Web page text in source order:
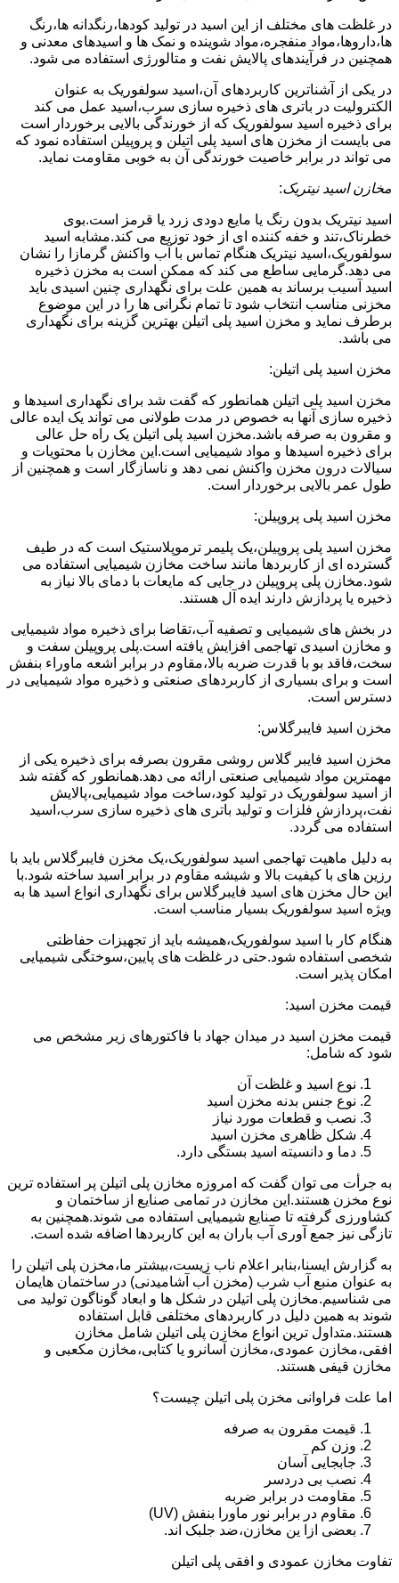
در غلظت های مختلف از این اسید در تولید کودها،رنگدانه ها،رنگ
ها،داروها،مواد منفجره،مواد شوینده و نمک ها و اسیدهای معدنی و
همچنین در فرآیندهای پالایش نفت و متالورژی استفاده می شود.
در یکی از آشناترین کاربردهای آن،اسید سولفوریک به عنوان
الکترولیت در باتری های ذخیره سازی سرب،اسید عمل می کند
برای ذخیره اسید سولفوریک که از خورندگی بالایی برخوردار است
می بایست از مخزن های اسید پلی اتیلن و پروپیلن استفاده نمود که
می تواند در برابر خاصیت خورندگی آن به خوبی مقاومت نماید.
مخازن اسید نیتریک:
اسید نیتریک بدون رنگ یا مایع دودی زرد یا قرمز است.بوی
خطرناک،تند و خفه کننده ای از خود توزیع می کند.مشابه اسید
سولفوریک،اسید نیتریک هنگام تماس با آب واکنش گرمازا را نشان
می دهد.گرمایی ساطع می کند که ممکن است به مخزن ذخیره
اسید آسیب برساند به همین علت برای نگهداری چنین اسیدی باید
مخزنی مناسب انتخاب شود تا تمام نگرانی ها را در این موضوع
برطرف نماید و مخزن اسید پلی اتیلن بهترین گزینه برای نگهداری
می باشد.
مخزن اسید پلی اتیلن:
مخزن اسید پلی اتیلن همانطور که گفت شد برای نگهداری اسیدها و
ذخیره سازی آنها به خصوص در مدت طولانی می تواند یک ایده عالی
و مقرون به صرفه باشد.مخزن اسید پلی اتیلن یک راه حل عالی
برای ذخیره اسیدها و مواد شیمیایی است.این مخازن با محتویات و
سیالات درون مخزن واکنش نمی دهد و ناسازگار است و همچنین از
طول عمر بالایی برخوردار است.
مخزن اسید پلی پروپیلن:
مخزن اسید پلی پروپیلن،یک پلیمر ترموپلاستیک است که در طیف
گسترده ای از کاربردها مانند ساخت مخازن شیمیایی استفاده می
شود.مخازن پلی پروپیلن در جایی که مایعات با دمای بالا نیاز به
ذخیره یا پردازش دارند ایده آل هستند.
در بخش های شیمیایی و تصفیه آب،تقاضا برای ذخیره مواد شیمیایی
و مخازن اسیدی تهاجمی افزایش یافته است.پلی پروپیلن سفت و
سخت،فاقد بو با قدرت ضربه بالا،مقاوم در برابر اشعه ماوراء بنفش
است و برای بسیاری از کاربردهای صنعتی و ذخیره مواد شیمیایی در
دسترس است.
مخزن اسید فایبرگلاس:
مخزن اسید فایبر گلاس روشی مقرون بصرفه برای ذخیره یکی از
مهمترین مواد شیمیایی صنعتی ارائه می دهد.همانطور که گفته شد
از اسید سولفوریک در تولید کود،ساخت مواد شیمیایی،پالایش
نفت،پردازش فلزات و تولید باتری های ذخیره سازی سرب،اسید
استفاده می گردد.
به دلیل ماهیت تهاجمی اسید سولفوریک،یک مخزن فایبرگلاس باید با
رزین های با کیفیت بالا و شیشه مقاوم در برابر اسید ساخته شود.با
این حال مخزن های اسید فایبرگلاس برای نگهداری انواع اسید ها به
ویژه اسید سولفوریک بسیار مناسب است.
هنگام کار با اسید سولفوریک،همیشه باید از تجهیزات حفاظتی
شخصی استفاده شود.حتی در غلظت های پایین،سوختگی شیمیایی
امکان پذیر است.
قیمت مخزن اسید:
قیمت مخزن اسید در میدان جهاد با فاکتورهای زیر مشخص می
شود که شامل:
نوع اسید و غلظت آن
نوع جنس بدنه مخزن اسید
نصب و قطعات مورد نیاز
شکل ظاهری مخزن اسید
دما و دانسیته اسید بستگی دارد.
به جرأت می توان گفت که امروزه مخازن پلی اتیلن پر استفاده ترین
نوع مخزن هستند.این مخازن در تمامی صنایع از ساختمان و
کشاورزی گرفته تا صنایع شیمیایی استفاده می شوند.همچنین به
تازگی نیز جمع آوری آب باران به این کاربردها اضافه شده است.
به گزارش ایسنا،بنابر اعلام ناب زیست،بیشتر ما،مخزن پلی اتیلن را
به عنوان منبع آب شرب (مخزن آب آشامیدنی) در ساختمان هایمان
می شناسیم.مخازن پلی اتیلن در شکل ها و ابعاد گوناگون تولید می
شوند به همین دلیل در کاربردهای مختلفی قابل استفاده
هستند.متداول ترین انواع مخازن پلی اتیلن شامل مخازن
افقی،مخازن عمودی،مخازن آسانرو یا کتابی،مخازن مکعبی و
مخازن قیفی هستند.
اما علت فراوانی مخزن پلی اتیلن چیست؟
قیمت مقرون به صرفه
وزن کم
جابجایی آسان
نصب بی دردسر
مقاومت در برابر ضربه
مقاوم در برابر نور ماورا بنفش (UV)
بعضی ازا ین مخازن،ضد جلبک اند.
تفاوت مخازن عمودی و افقی پلی اتیلن